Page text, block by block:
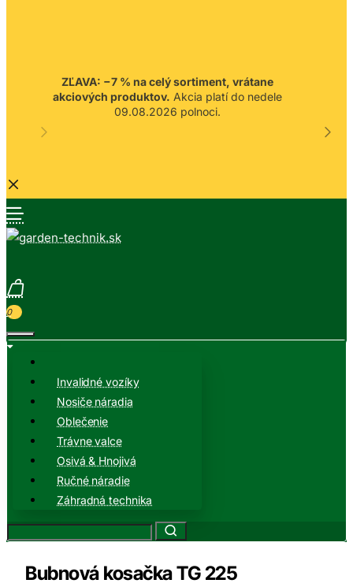
ZĽAVA: −7 % na celý sortiment, vrátane
akciových produktov. Akcia platí do nedele
09.08.2026 polnoci.
0
Invalidné vozíky
Nosiče náradia
Oblečenie
Trávne valce
Osivá & Hnojivá
Ručné náradie
Záhradná technika
Bubnová kosačka TG 225